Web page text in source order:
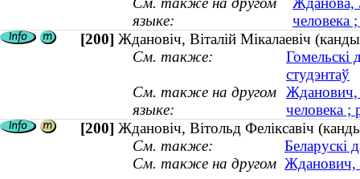
языке:
человека
[200] Ждановіч, Віталій Мікалаевіч
См. также:
Гомельскі
студэнтаў
См. также на другом
языке:
Жданович,
человека ;
[200] Ждановіч, Вітольд Феліксавіч
См. также:
Беларускі
См. также на другом Жданович,